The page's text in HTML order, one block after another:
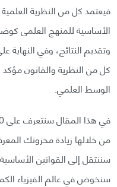
فيعتمد كل من النظرية
الأساسية للمنهج العلمى
وتقديم النتائج، وفي النهاية
كل من النظرية والقانون
الوسط العلمي.
من خلالها زيادة مخزونك
سننتقل إلى القوانين
سنخوض في عالم الفيزياء